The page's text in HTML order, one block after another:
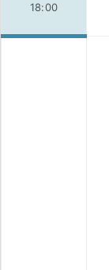
18:00